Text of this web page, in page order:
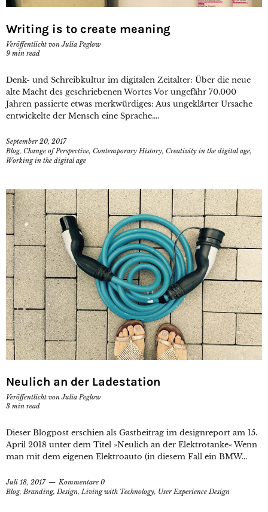
Writing is to create meaning
Veröffentlicht vonJulia Peglow
9 min read
Denk- und Schreibkultur im digitalen Zeitalter: Über die neue
alte Macht des geschriebenen Wortes Vor ungefähr 70.000
Jahren passierte etwas merkwürdiges: Aus ungeklärter Ursache
entwickelte der Mensch eine Sprache....
September 20, 2017
Blog, Change of Perspective, Contemporary History, Creativity in the digital age,
Working in the digital age
Neulich an der Ladestation
Veröffentlicht vonJulia Peglow
3 min read
Dieser Blogpost erschien als Gastbeitrag im designreport am 15.
April 2018 unter dem Titel »Neulich an der Elektrotanke« Wenn
man mit dem eigenen Elektroauto (in diesem Fall ein BMW...
Juli 18, 2017
Kommentare 0
Blog,Branding,Design, Living with Technology, User Experience Design